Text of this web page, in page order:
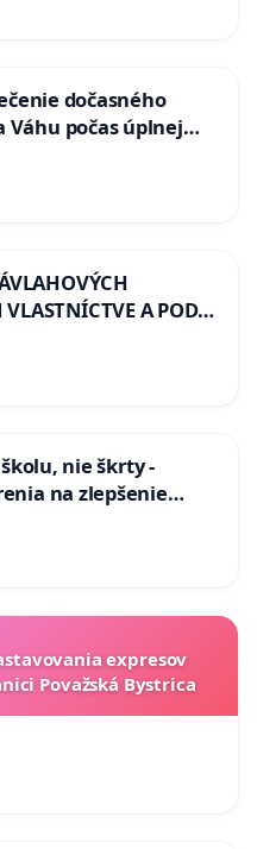
dočasného
počas úplnej
Komárne
A POD
REPUBLIKY & žiadosť
závlahových a
Slovensku
nie škrty -
na zlepšenie
expresov
Považská Bystrica